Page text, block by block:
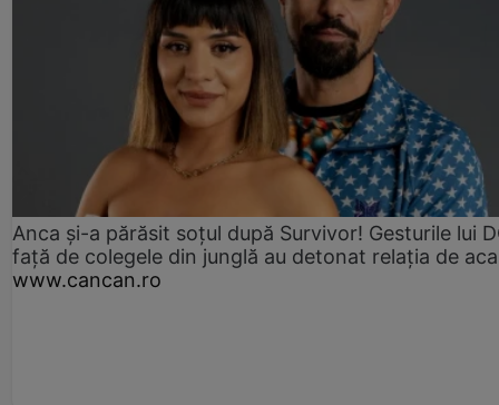
Anca și-a părăsit soțul după Survivor! Gesturile lui
față de colegele din junglă au detonat relația de
www.cancan.ro